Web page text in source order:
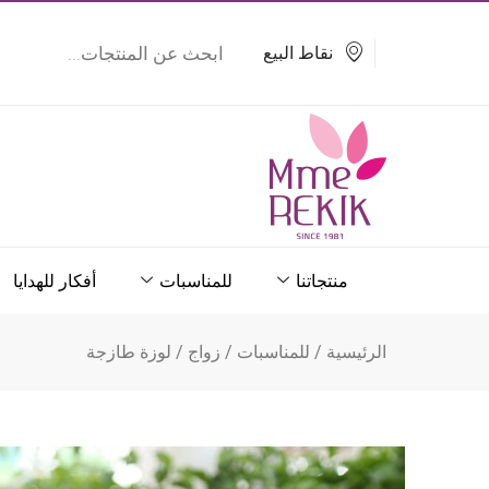
نقاط البيع
منتجاتنا للمناسبات أفكار للهدايا
الرئيسية / للمناسبات / زواج / لوزة طازجة